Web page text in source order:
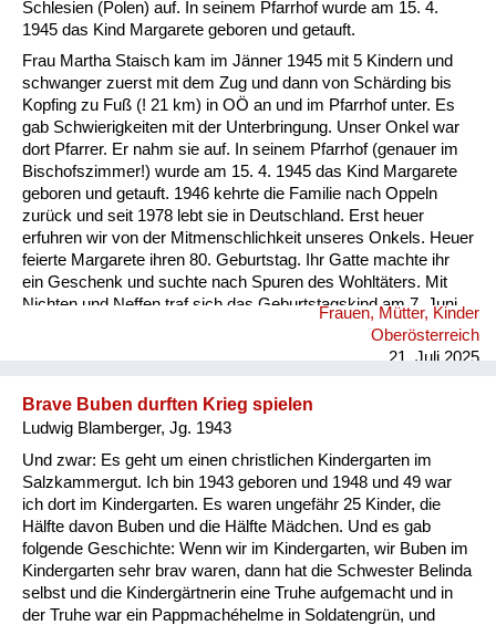
Besatzungsmächte
Frauen, Mütter, Kinder
Versorgung
Heimkehrer
Fluchtgeschichten
Familiengeschichten
Schule und Ausbildung
Wiederaufbau und
Wohnen
Schlesien (Polen) auf. In seinem Pfarrhof wurde am 15. 4.
1945 das Kind Margarete geboren und getauft.
Frau Martha Staisch kam im Jänner 1945 mit 5 Kindern und
schwanger zuerst mit dem Zug und dann von Schärding bis
Kopfing zu Fuß (! 21 km) in OÖ an und im Pfarrhof unter. Es
gab Schwierigkeiten mit der Unterbringung. Unser Onkel war
dort Pfarrer. Er nahm sie auf. In seinem Pfarrhof (genauer im
Bischofszimmer!) wurde am 15. 4. 1945 das Kind Margarete
geboren und getauft. 1946 kehrte die Familie nach Oppeln
zurück und seit 1978 lebt sie in Deutschland. Erst heuer
erfuhren wir von der Mitmenschlichkeit unseres Onkels. Heuer
feierte Margarete ihren 80. Geburtstag. Ihr Gatte machte ihr
ein Geschenk und suchte nach Spuren des Wohltäters. Mit
Nichten und Neffen traf sich das Geburtstagskind am 7. Juni
2025 an dessen Grab (Pfarre Rannariedl, Pühret 4143
Frauen, Mütter, Kinder
Oberösterreich
21. Juli 2025
Brave Buben durften Krieg spielen
Ludwig Blamberger, Jg. 1943
Und zwar: Es geht um einen christlichen Kindergarten im
Salzkammergut. Ich bin 1943 geboren und 1948 und 49 war
ich dort im Kindergarten. Es waren ungefähr 25 Kinder, die
Hälfte davon Buben und die Hälfte Mädchen. Und es gab
folgende Geschichte: Wenn wir im Kindergarten, wir Buben im
Kindergarten sehr brav waren, dann hat die Schwester Belinda
selbst und die Kindergärtnerin eine Truhe aufgemacht und in
der Truhe war ein Pappmachéhelme in Soldatengrün, und